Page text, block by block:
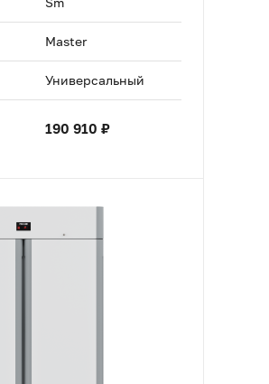
Master
Универсальный
190 910 ₽